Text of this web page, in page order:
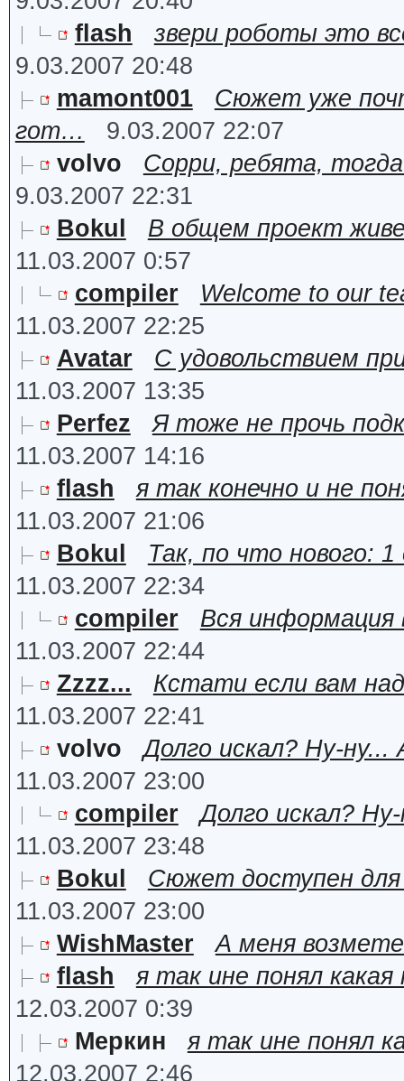
flash
звери роботы это
9.03.2007 20:48
mamont001
Сюжет уже
гот…
9.03.2007 22:07
volvo
Сорри, ребята,
9.03.2007 22:31
Bokul
В общем проект
11.03.2007 0:57
compiler
Welcome to our
11.03.2007 22:25
Avatar
C удовольствием
11.03.2007 13:35
Perfez
Я тоже не прочь
11.03.2007 14:16
flash
я так конечно и не
11.03.2007 21:06
Bokul
Так, по что нового:
11.03.2007 22:34
compiler
Вся информация
11.03.2007 22:44
Zzzz...
Кстати если вам
11.03.2007 22:41
volvo
Долго искал? Ну-
11.03.2007 23:00
compiler
Долго искал?
11.03.2007 23:48
Bokul
Сюжет доступен для
11.03.2007 23:00
WishMaster
А меня
flash
я так ине понял
12.03.2007 0:39
Меркин
я так ине понял
12.03.2007 2:46